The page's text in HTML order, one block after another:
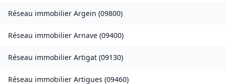
Réseau immobilier Argein (09800)
Réseau immobilier Arnave (09400)
Réseau immobilier Artigat (09130)
Réseau immobilier Artigues (09460)